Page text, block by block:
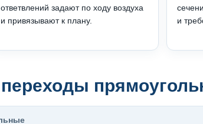
ответвлений задают по ходу воздуха
и привязывают к плану.
и